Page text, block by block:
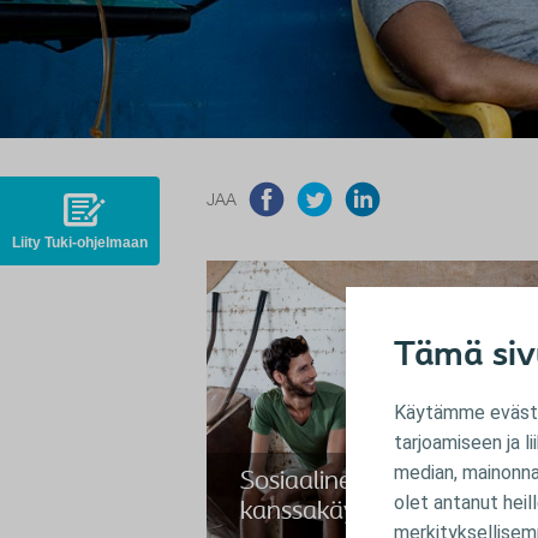
Tämä
Käytämme
tarjoamiseen ja
median,
olet antanut
JAA
Sosiaalinen
kanssakäyminen on
Liity Tuki-ohjelmaan